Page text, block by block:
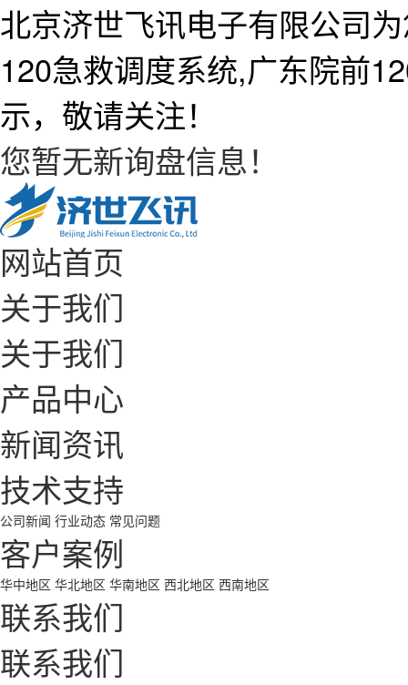
北京济世飞讯电子有限公司
120急救调度系统,广东院前
示，敬请关注！
您暂无新询盘信息！
网站首页
关于我们
关于我们
产品中心
新闻资讯
技术支持
公司新闻 行业动态 常见问题
客户案例
华中地区 华北地区 华南地区 西北地区 西南地区
联系我们
联系我们